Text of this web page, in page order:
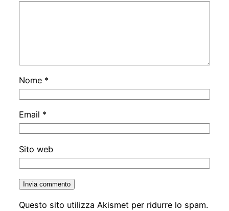
Nome *
Email *
Sito web
Questo sito utilizza Akismet per ridurre lo spam.